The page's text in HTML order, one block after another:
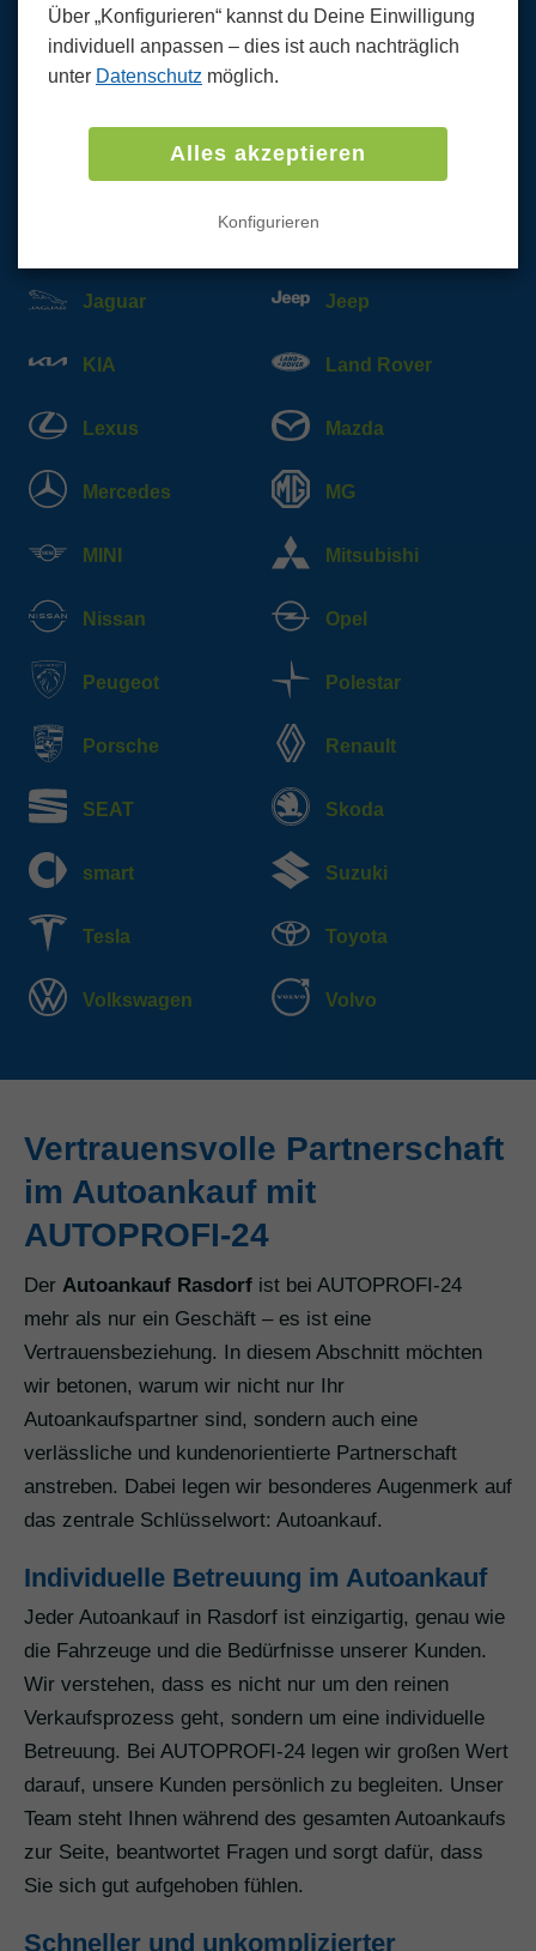
Citroen Cupra
Fiat
Jaguar Jeep
KIA Land Rover
Lexus Mazda
Mercedes MG
MINI Mitsubishi
Nissan Opel
Peugeot Polestar
Porsche Renault
SEAT Skoda
smart Suzuki
Tesla Toyota
Volkswagen Volvo
Vertrauensvolle Partnerschaft
im Autoankauf mit
AUTOPROFI-24
Der Autoankauf Rasdorf ist bei AUTOPROFI-24
mehr als nur ein Geschäft – es ist eine
Vertrauensbeziehung. In diesem Abschnitt möchten
wir betonen, warum wir nicht nur Ihr
Autoankaufspartner sind, sondern auch eine
verlässliche und kundenorientierte Partnerschaft
anstreben. Dabei legen wir besonderes Augenmerk auf
das zentrale Schlüsselwort: Autoankauf.
Individuelle Betreuung im Autoankauf
Jeder Autoankauf in Rasdorf ist einzigartig, genau wie
die Fahrzeuge und die Bedürfnisse unserer Kunden.
Wir verstehen, dass es nicht nur um den reinen
Verkaufsprozess geht, sondern um eine individuelle
Betreuung. Bei AUTOPROFI-24 legen wir großen Wert
darauf, unsere Kunden persönlich zu begleiten. Unser
Team steht Ihnen während des gesamten Autoankaufs
zur Seite, beantwortet Fragen und sorgt dafür, dass
Sie sich gut aufgehoben fühlen.
Schneller und unkomplizierter
Über „Konfigurieren“ kannst du Deine Einwilligung
individuell anpassen ‒ dies ist auch nachträglich
unter Datenschutz möglich.
Alles akzeptieren
Konfigurieren